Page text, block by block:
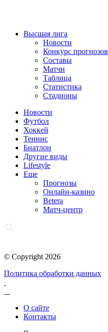
Высшая лига
Новости
Конкурс прогнозов
Составы
Матчи
Таблица
Статистика
Стадионы
Новости
Футбол
Хоккей
Теннис
Биатлон
Другие виды
Lifestyle
Еще
Прогнозы
Онлайн-казино
Betera
Матч-центр
© Copyright 2026
Политика обработки данных
О сайте
Контакты